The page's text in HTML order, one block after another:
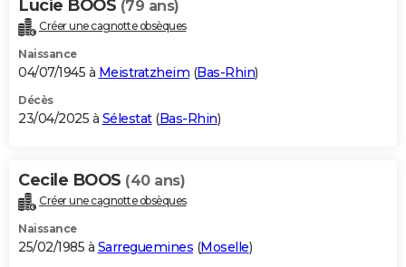
Lucie BOOS (79 ans)
Créer une cagnotte obsèques
Naissance
04/07/1945 à Meistratzheim (Bas-Rhin)
Décès
23/04/2025 à Sélestat(Bas-Rhin)
Cecile BOOS (40 ans)
Créer une cagnotte obsèques
Naissance
25/02/1985 à Sarreguemines (Moselle)